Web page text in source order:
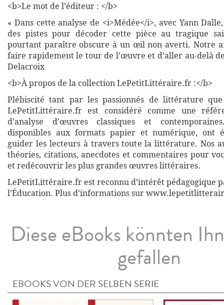
<b>Le mot de l’éditeur : </b>
« Dans cette analyse de <i>Médée</i>, avec Yann
des pistes pour décoder cette pièce au tragique
pourtant paraître obscure à un œil non averti. Notre
faire rapidement le tour de l’œuvre et d’aller au-delà
Delacroix
<b>À propos de la collection LePetitLittéraire.fr :</b>
Plébiscité tant par les passionnés de littérature
LePetitLittéraire.fr est considéré comme une
d’analyse d’œuvres classiques et
disponibles aux formats papier et numérique, ont
guider les lecteurs à travers toute la littérature. Nos
théories, citations, anecdotes et commentaires pour
et redécouvrir les plus grandes œuvres littéraires.
LePetitLittéraire.fr est reconnu d’intérêt pédagogique
l’Éducation. Plus d’informations sur
Diese eBooks könnten
gefallen
EBOOKS VON DER SELBEN SERIE